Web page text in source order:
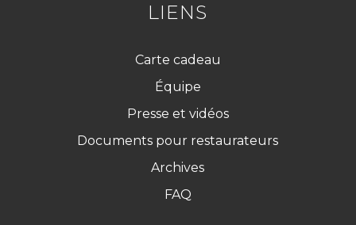
LIENS
Carte cadeau
Équipe
Presse et vidéos
Documents pour restaurateurs
Archives
FAQ